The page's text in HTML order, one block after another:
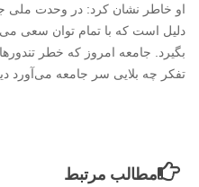
او خاطر نشان کرد: در وحدت ملی
دلیل است که با تمام توان سعی
بگیرد. جامعه امروز که خطر
تفکر چه بلایی سر جامعه می‌آورد
مطالب مرتبط